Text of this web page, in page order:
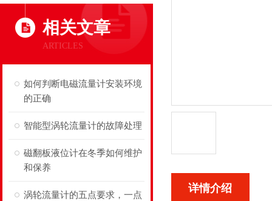
相关文章
ARTICLES
如何判断电磁流量计安装环境
的正确
智能型涡轮流量计的故障处理
磁翻板液位计在冬季如何维护
和保养
涡轮流量计的五点要求，一点
详情介绍